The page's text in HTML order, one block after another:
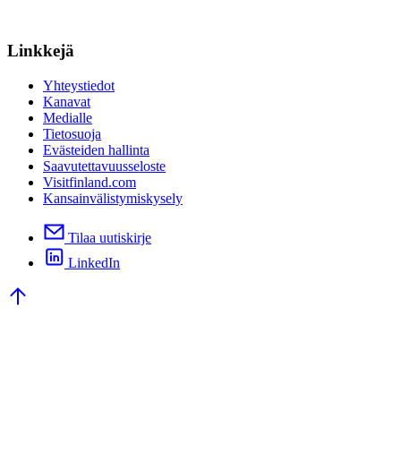
Linkkejä
Yhteystiedot
Kanavat
Medialle
Tietosuoja
Evästeiden hallinta
Saavutettavuusseloste
Visitfinland.com
Kansainvälistymiskysely
Tilaa uutiskirje
LinkedIn